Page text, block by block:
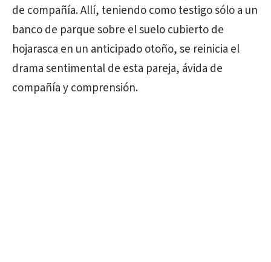
de compañía. Allí, teniendo como testigo sólo a un
banco de parque sobre el suelo cubierto de
hojarasca en un anticipado otoño, se reinicia el
drama sentimental de esta pareja, ávida de
compañía y comprensión.